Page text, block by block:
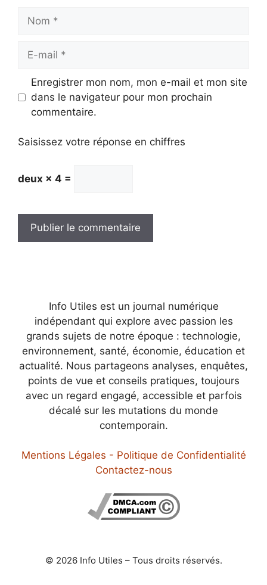
mail
Enregistrer mon nom, mon e-mail et mon site
dans le navigateur pour mon prochain
commentaire.
Saisissez votre réponse en chiffres
deux × 4 =
Info Utiles est un journal numérique
indépendant qui explore avec passion les
grands sujets de notre époque : technologie,
environnement, santé, économie, éducation et
actualité. Nous partageons analyses, enquêtes,
points de vue et conseils pratiques, toujours
avec un regard engagé, accessible et parfois
décalé sur les mutations du monde
contemporain.
Mentions Légales - Politique de Confidentialité
Contactez-nous
© 2026 Info Utiles – Tous droits réservés.